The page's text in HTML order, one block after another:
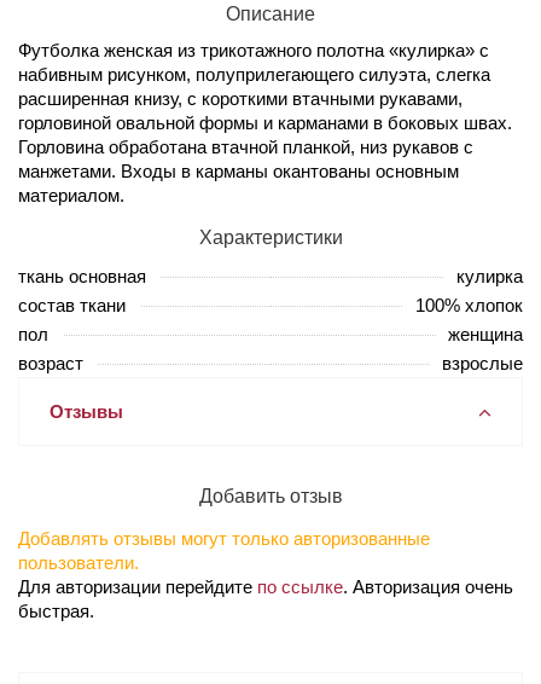
Описание
Футболка женская из трикотажного полотна «кулирка» с
набивным рисунком, полуприлегающего силуэта, слегка
расширенная книзу, с короткими втачными рукавами,
горловиной овальной формы и карманами в боковых швах.
Горловина обработана втачной планкой, низ рукавов с
манжетами. Входы в карманы окантованы основным
материалом.
Характеристики
ткань основная
кулирка
состав ткани
100% хлопок
пол
женщина
возраст
взрослые
Отзывы
Добавить отзыв
Добавлять отзывы могут только авторизованные
пользователи.
Для авторизации перейдите по ссылке. Авторизация очень
быстрая.